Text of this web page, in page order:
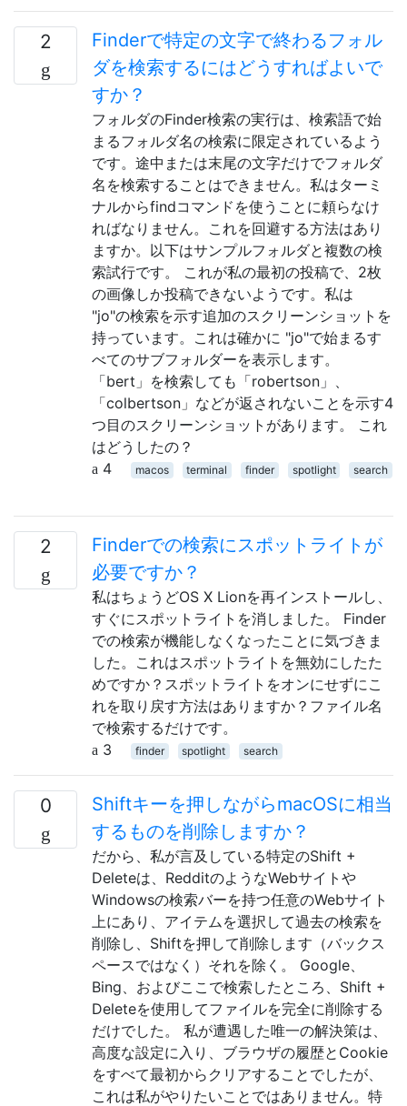
2
Finderで特定の文字で終わるフォル
ダを検索するにはどうすればよいで
すか？
フォルダのFinder検索の実行は、検索語で始
まるフォルダ名の検索に限定されているよう
です。途中または末尾の文字だけでフォルダ
名を検索することはできません。私はターミ
ナルからfindコマンドを使うことに頼らなけ
ればなりません。これを回避する方法はあり
ますか。以下はサンプルフォルダと複数の検
索試行です。 これが私の最初の投稿で、2枚
の画像しか投稿できないようです。私は
"jo"の検索を示す追加のスクリーンショットを
持っています。これは確かに "jo"で始まるす
べてのサブフォルダーを表示します。
「bert」を検索しても「robertson」、
「colbertson」などが返されないことを示す4
つ目のスクリーンショットがあります。 これ
はどうしたの？
4
macos terminal finder spotlight search
2
Finderでの検索にスポットライトが
必要ですか？
私はちょうどOS X Lionを再インストールし、
すぐにスポットライトを消しました。 Finder
での検索が機能しなくなったことに気づきま
した。これはスポットライトを無効にしたた
めですか？スポットライトをオンにせずにこ
れを取り戻す方法はありますか？ファイル名
で検索するだけです。
3
finder spotlight search
0
Shiftキーを押しながらmacOSに相当
するものを削除しますか？
だから、私が言及している特定のShift +
Deleteは、RedditのようなWebサイトや
Windowsの検索バーを持つ任意のWebサイト
上にあり、アイテムを選択して過去の検索を
削除し、Shiftを押して削除します（バックス
ペースではなく）それを除く。 Google、
Bing、およびここで検索したところ、Shift +
Deleteを使用してファイルを完全に削除する
だけでした。 私が遭遇した唯一の解決策は、
高度な設定に入り、ブラウザの履歴とCookie
をすべて最初からクリアすることでしたが、
これは私がやりたいことではありません。特